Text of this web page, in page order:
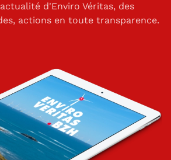
d'Enviro Véritas, des
actions en toute transparence.